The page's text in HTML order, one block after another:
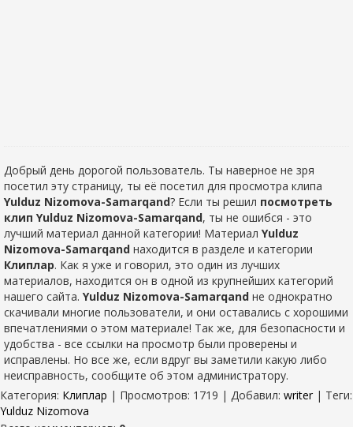
Добрый день дорогой пользователь. Ты наверное не зря
посетил эту страницу, ты её посетил для просмотра клипа
Yulduz Nizomova-Samarqand? Если ты решил посмотреть
клип Yulduz Nizomova-Samarqand, ты не ошибся - это
лучший материал данной категории! Материал Yulduz
Nizomova-Samarqand находится в разделе и категории
Клиплар. Как я уже и говорил, это один из лучших
материалов, находится он в одной из крупнейших категорий
нашего сайта. Yulduz Nizomova-Samarqand не однократно
скачивали многие пользователи, и они оставались с хорошими
впечатлениями о этом материале! Так же, для безопасности и
удобства - все ссылки на просмотр были проверены и
исправлены. Но все же, если вдруг вы заметили какую либо
неисправность, сообщите об этом администратору.
Категория: Клиплар | Просмотров: 1719 | Добавил: writer | Теги:
Yulduz Nizomova